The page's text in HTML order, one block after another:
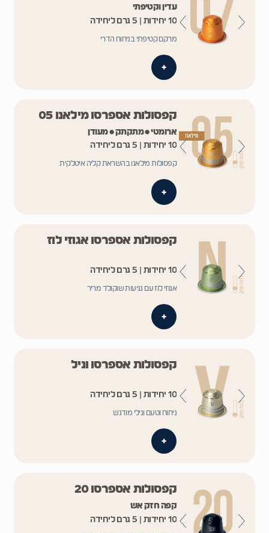
עדין וקטיפתי
10 יחידות | 5 גרם ליחידה
מרקם קטיפתי בניחוח הדרי
+
קפסולות אספרסו מילאנו 05
ארומטי • מתקתק • מעודן
10 יחידות | 5 גרם ליחידה
קפסולות מילאנו בהשראת קליה איטלקית
+
קפסולות אספרסו אגוזי לוז
10 יחידות | 5 גרם ליחידה
אגוזי לוז עם נגיעות שוקולד מריר
+
קפסולות אספרסו וניל
10 יחידות | 5 גרם ליחידה
ניחוח וטעם ונילי מודגש
+
קפסולות אספרסו 20
קפה חזק אש
10 יחידות | 5 גרם ליחידה